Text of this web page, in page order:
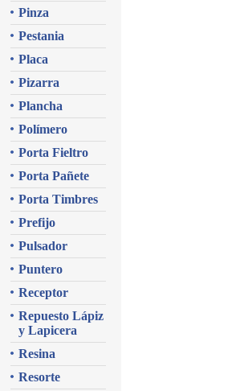
Pinza
Pestania
Placa
Pizarra
Plancha
Polímero
Porta Fieltro
Porta Pañete
Porta Timbres
Prefijo
Pulsador
Puntero
Receptor
Repuesto Lápiz
y Lapicera
Resina
Resorte